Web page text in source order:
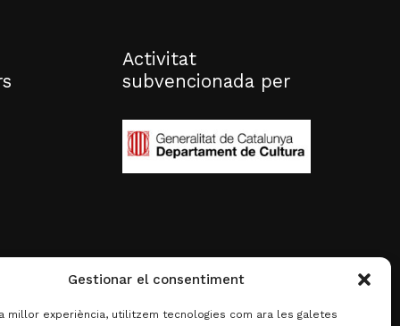
Gestionar el consentiment
millor experiència, utilitzem tecnologies com ara les galetes
Activitat
subvencionada per